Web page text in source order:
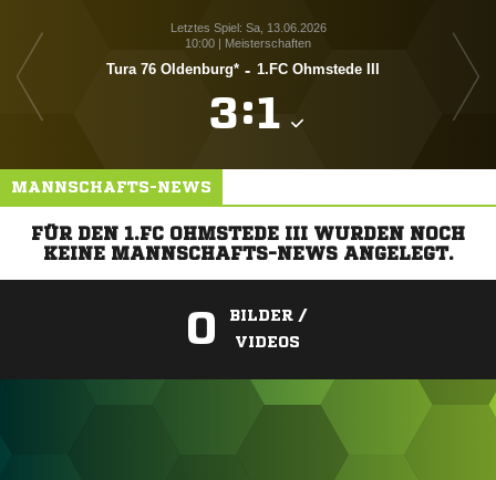
Letztes Spiel: Sa, 13.06.2026
10:00 | Meisterschaften
Tura 76 Oldenburg* - 1.FC Ohmstede III
:
MANNSCHAFTS-NEWS
FÜR DEN 1.FC OHMSTEDE III WURDEN NOCH
KEINE MANNSCHAFTS-NEWS ANGELEGT.
0
BILDER /
VIDEOS